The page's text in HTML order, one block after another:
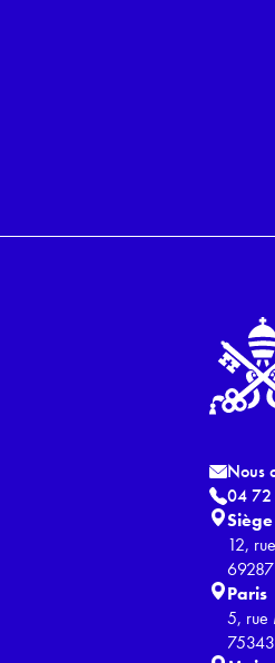
Nous
04
12,
Paris
5, rue